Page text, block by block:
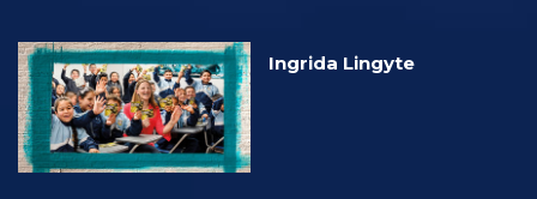
Ingrida Lingyte